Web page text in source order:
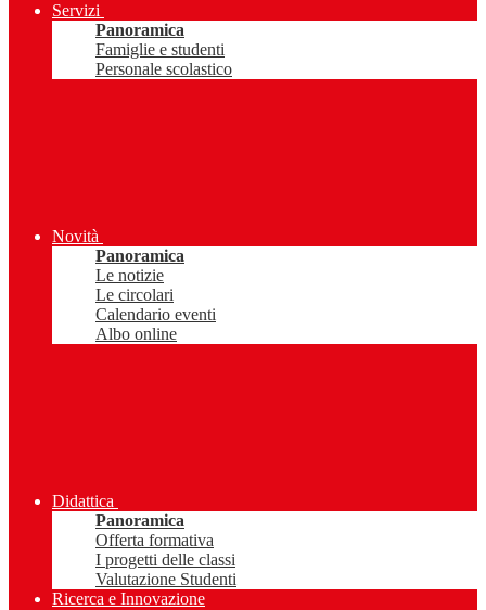
Servizi
Panoramica
Famiglie e studenti
Personale scolastico
Novità
Panoramica
Le notizie
Le circolari
Calendario eventi
Albo online
Didattica
Panoramica
Offerta formativa
I progetti delle classi
Valutazione Studenti
Ricerca e Innovazione